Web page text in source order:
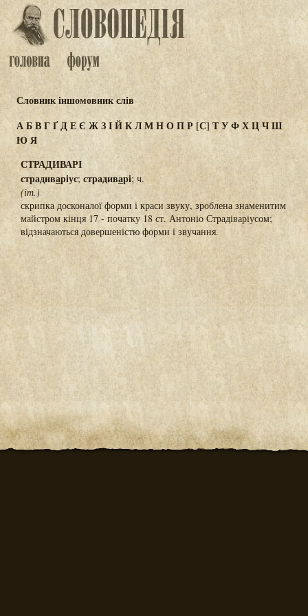
Словник іншомовник слів
АБВГҐДЕЄ ЖЗІЙКЛМНОПР [С] ТУФХЦЧШ
Ю Я
СТРАДИВАРІ
страдиваріус; страдиварі; ч.
(іт.)
скрипка досконалої форми і краси звуку, зроблена знаменитим
майстром кінця 17 - початку 18 ст. Антоніо Страдіваріусом;
відзначаються довершеністю форми і звучання.